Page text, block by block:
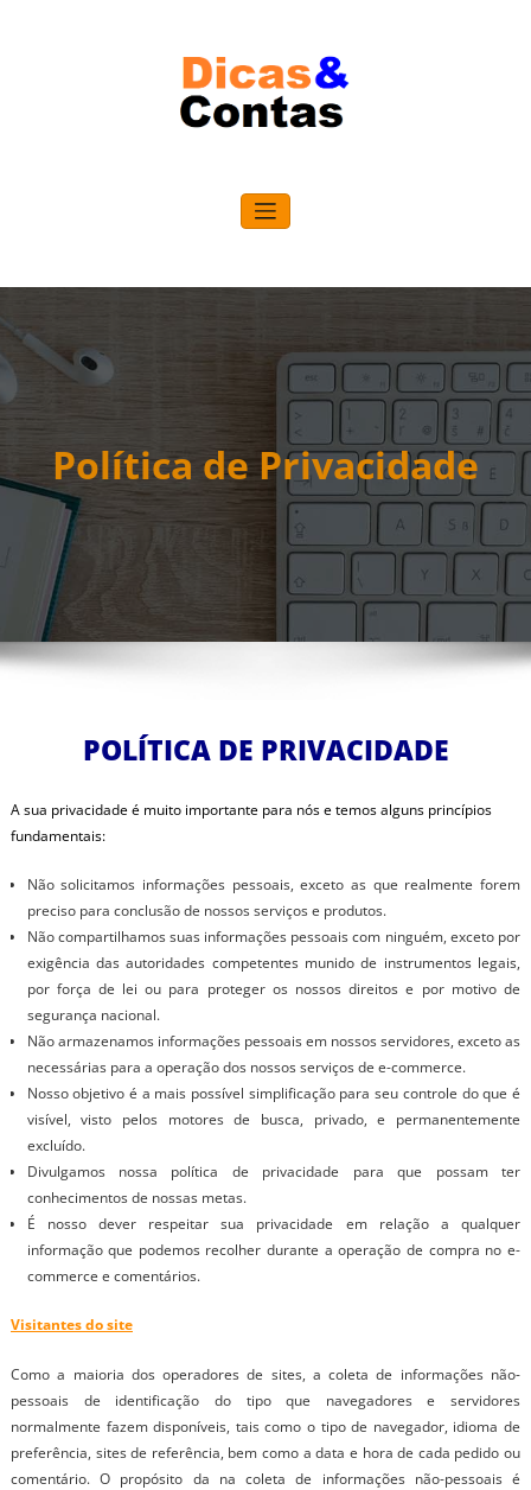
Política de Privacidade
POLÍTICA DE PRIVACIDADE
A sua privacidade é muito importante para nós e temos alguns princípios
fundamentais:
Não solicitamos informações pessoais, exceto as que realmente forem
preciso para conclusão de nossos serviços e produtos.
Não compartilhamos suas informações pessoais com ninguém, exceto por
exigência das autoridades competentes munido de instrumentos legais,
por força de lei ou para proteger os nossos direitos e por motivo de
segurança nacional.
Não armazenamos informações pessoais em nossos servidores, exceto as
necessárias para a operação dos nossos serviços de e-commerce.
Nosso objetivo é a mais possível simplificação para seu controle do que é
visível, visto pelos motores de busca, privado, e permanentemente
excluído.
Divulgamos nossa política de privacidade para que possam ter
conhecimentos de nossas metas.
É nosso dever respeitar sua privacidade em relação a qualquer
informação que podemos recolher durante a operação de compra no e-
commerce e comentários.
Visitantes do site
Como a maioria dos operadores de sites, a coleta de informações não-
pessoais de identificação do tipo que navegadores e servidores
normalmente fazem disponíveis, tais como o tipo de navegador, idioma de
preferência, sites de referência, bem como a data e hora de cada pedido ou
comentário. O propósito da na coleta de informações não-pessoais é